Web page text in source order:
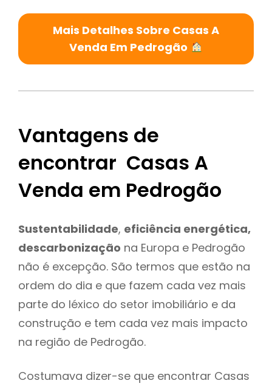
Mais Detalhes Sobre Casas A
Venda Em Pedrogão
Vantagens de
encontrar Casas A
Venda em Pedrogão
Sustentabilidade, eficiência energética,
descarbonização na Europa e Pedrogão
não é excepção. São termos que estão na
ordem do dia e que fazem cada vez mais
parte do léxico do setor imobiliário e da
construção e tem cada vez mais impacto
na região de Pedrogão.
Costumava dizer-se que encontrar Casas